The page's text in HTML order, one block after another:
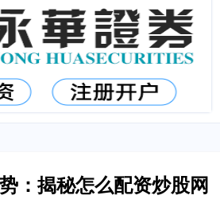
：揭秘怎么配资炒股网